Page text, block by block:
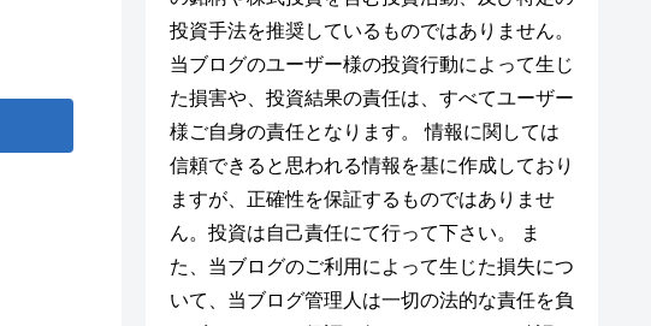
投資手法を推奨しているものではありません。
当ブログのユーザー様の投資行動によって生じ
た損害や、投資結果の責任は、すべてユーザー
様ご自身の責任となります。 情報に関しては
信頼できると思われる情報を基に作成しており
ますが、正確性を保証するものではありませ
ん。投資は自己責任にて行って下さい。 ま
た、当ブログのご利用によって生じた損失につ
いて、当ブログ管理人は一切の法的な責任を負